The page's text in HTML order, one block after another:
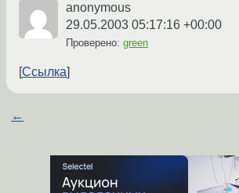
anonymous
29.05.2003 05:17:16 +00:00
Проверено: green
Ссылка
←